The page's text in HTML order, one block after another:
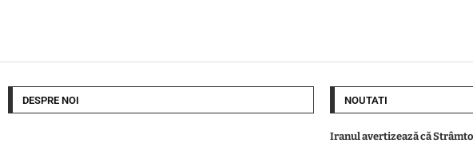
DESPRE NOI NOUTATI
Iranul avertizează că